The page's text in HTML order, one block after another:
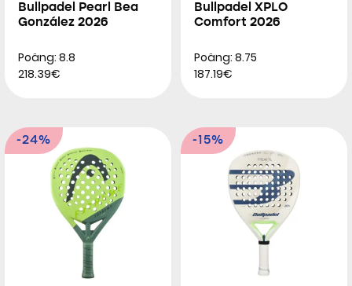
Bullpadel Pearl Bea
González 2026
Poäng: 8.8
218.39€
Bullpadel XPLO
Comfort 2026
Poäng: 8.75
187.19€
-24% -15%